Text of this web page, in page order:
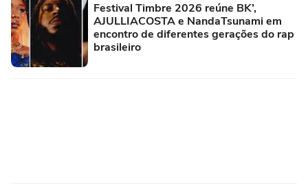
Festival Timbre 2026 reúne BK’,
AJULLIACOSTA e NandaTsunami em
encontro de diferentes gerações do rap
brasileiro